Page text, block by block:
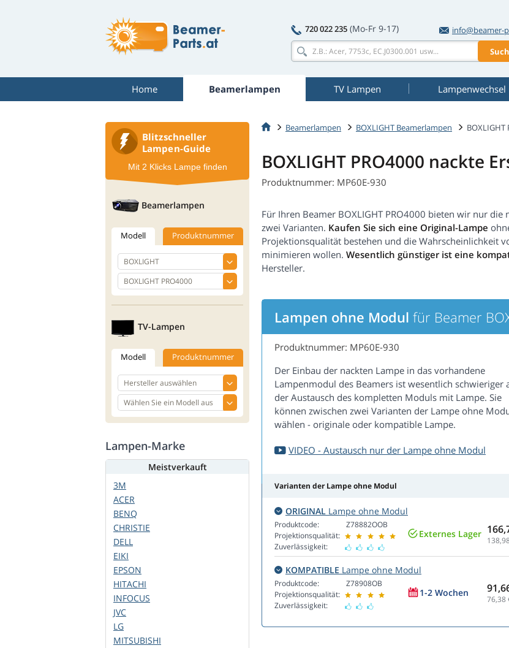
720 022 235 (Mo-Fr 9-17)
info@beamer-
Home Beamerlampen TV Lampen Lampenwechsel
Beamerlampen BOXLIGHT Beamerlampen BOXLIGHT
BOXLIGHT PRO4000 nackte
Produktnummer: MP60E-930
Für Ihren Beamer BOXLIGHT PRO4000 bieten wir nur
zwei Varianten. Kaufen Sie sich eine Original-Lampe
Projektionsqualität bestehen und die Wahrscheinlichkeit
minimieren wollen. Wesentlich günstiger ist eine
Hersteller.
Lampen ohne Modul für Beamer
Produktnummer: MP60E-930
Der Einbau der nackten Lampe in das vorhandene
Lampenmodul des Beamers ist wesentlich schwieriger
der Austausch des kompletten Moduls mit Lampe. Sie
können zwischen zwei Varianten der Lampe ohne
wählen - originale oder kompatible Lampe.
VIDEO - Austausch nur der Lampe ohne Modul
Varianten der Lampe ohne Modul
ORIGINAL Lampe ohne Modul
Produktcode:
Projektionsqualität:
Zuverlässigkeit:
Z78882OOB
Externes Lager
KOMPATIBLE Lampe ohne Modul
Produktcode:
Projektionsqualität:
Zuverlässigkeit:
Z78908OB
1-2 Wochen
76,38
Blitzschneller
Lampen-Guide
Mit 2 Klicks Lampe finden
Beamerlampen
Modell Produktnummer
TV-Lampen
Modell Produktnummer
Lampen-Marke
Meistverkauft
3M
ACER
BENQ
CHRISTIE
DELL
EIKI
EPSON
HITACHI
INFOCUS
JVC
LG
MITSUBISHI